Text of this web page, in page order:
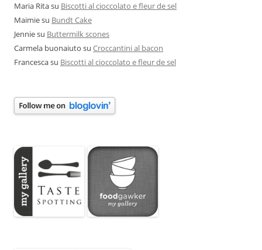
Maria Ritasu Biscotti al cioccolato e fleur de sel
Maimiesu Bundt Cake
Jenniesu Buttermilk scones
Carmela buonaiuto su Croccantini al bacon
Francescasu Biscotti al cioccolato e fleur de sel